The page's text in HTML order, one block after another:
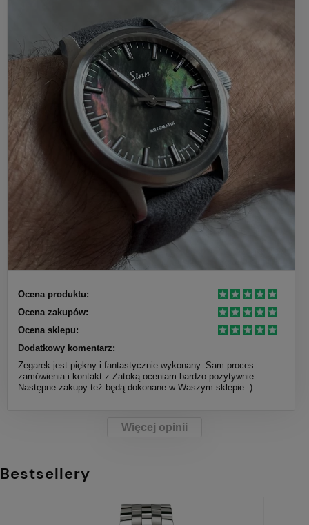
Ocena produktu:
Ocena zakupów:
Ocena sklepu:
Dodatkowy komentarz:
Zegarek jest piękny i fantastycznie wykonany. Sam proces
zamówienia i kontakt z Zatoką oceniam bardzo pozytywnie.
Następne zakupy też będą dokonane w Waszym sklepie :)
Więcej opinii
Bestsellery